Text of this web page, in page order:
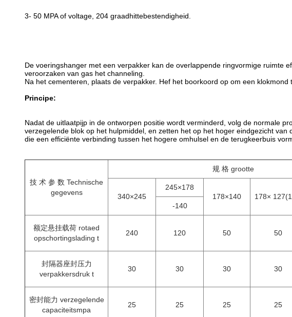
3- 50 MPA of voltage, 204 graadhittebestendigheid.
De voeringshanger met een verpakker kan de overlappende ringvormige ruimte
veroorzaken van gas het channeling.
Na het cementeren, plaats de verpakker. Hef het boorkoord op om een
Principe:
Nadat de uitlaatpijp in de ontworpen positie wordt verminderd, volg de normale
verzegelende blok op het hulpmiddel, en zetten het op het hoger eindgezicht
die een efficiënte verbinding tussen het hogere omhulsel en de terugkeerbuis
技 术 参 数 Technische
gegevens
规 格 grootte
340×245
245×178
178×140
178×
-140
额定悬挂载荷 rotaed
opschortingslading t
240 120 50 50
封隔器座封压力
verpakkersdruk t
30 30 30 30
密封能力 verzegelende
capaciteitsmpa
25 25 25 25